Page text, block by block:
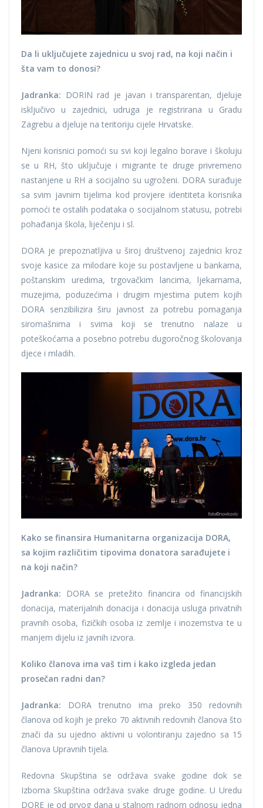
Da li uključujete zajednicu u svoj rad, na koji način i
šta vam to donosi?
Jadranka: DORIN rad je javan i transparentan, djeluje
isključivo u zajednici, udruga je registrirana u Gradu
Zagrebu a djeluje na teritoriju cijele Hrvatske.
Njeni korisnici pomoći su svi koji legalno borave i školuju
se u RH, što uključuje i migrante te druge privremeno
nastanjene u RH a socijalno su ugroženi. DORA surađuje
sa svim javnim tijelima kod provjere identiteta korisnika
pomoći te ostalih podataka o socijalnom statusu, potrebi
pohađanja škola, liječenju i sl.
DORA je prepoznatljiva u široj društvenoj zajednici kroz
svoje kasice za milodare koje su postavljene u bankama,
poštanskim uredima, trgovačkim lancima, ljekarnama,
muzejima, poduzećima i drugim mjestima putem kojih
DORA senzibilizira širu javnost za potrebu pomaganja
siromašnima i svima koji se trenutno nalaze u
poteškoćama a posebno potrebu dugoročnog školovanja
djece i mladih.
Kako se finansira Humanitarna organizacija DORA,
sa kojim različitim tipovima donatora sarađujete i
na koji način?
Jadranka: DORA se pretežito financira od financijskih
donacija, materijalnih donacija i donacija usluga privatnih
pravnih osoba, fizičkih osoba iz zemlje i inozemstva te u
manjem dijelu iz javnih izvora.
Koliko članova ima vaš tim i kako izgleda jedan
prosečan radni dan?
Jadranka: DORA trenutno ima preko 350 redovnih
članova od kojih je preko 70 aktivnih redovnih članova što
znači da su ujedno aktivni u volontiranju zajedno sa 15
članova Upravnih tijela.
Redovna Skupština se održava svake godine dok se
Izborna Skupština održava svake druge godine. U Uredu
DORE je od prvog dana u stalnom radnom odnosu jedna